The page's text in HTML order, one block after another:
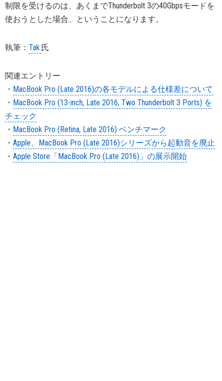
制限を受けるのは、あくまでThunderbolt 3の40Gbpsモードを
使おうとした場合、ということになります。
執筆： Tak.氏
関連エントリー
・ MacBook Pro (Late 2016)の各モデルによる仕様差について
・ MacBook Pro (13-inch, Late 2016, Two Thunderbolt 3 Ports) を
チェック
・ MacBook Pro (Retina, Late 2016) ベンチマーク
・ Apple、MacBook Pro (Late 2016)シリーズから起動音を廃止
・ Apple Store「MacBook Pro (Late 2016)」の展示開始